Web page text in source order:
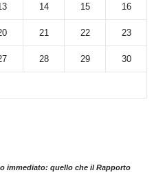
14 15 16
21 22 23
28 29 30
immediato: quello che il Rapporto